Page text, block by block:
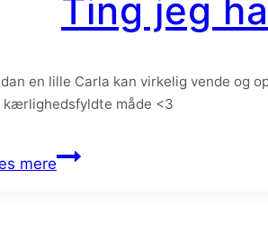
Ting jeg
en lille Carla kan virkelig vende og
kærlighedsfyldte måde <3
mereTing